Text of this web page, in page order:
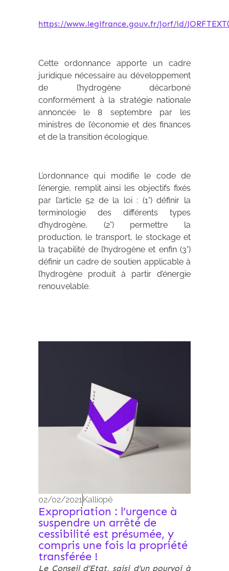
https://www.legifrance.gouv.fr/jorf/id/
Cette ordonnance apporte un cadre
juridique nécessaire au développement
de l’hydrogène décarboné
conformément à la stratégie nationale
annoncée le 8 septembre par les
ministres de l’économie et des finances
et de la transition écologique.
L’ordonnance qui modifie le code de
l’énergie, remplit ainsi les objectifs fixés
par l’article 52 de la loi : (1°) définir la
terminologie des différents types
d’hydrogène, (2°) permettre la
production, le transport, le stockage et
la traçabilité de l’hydrogène et enfin (3°)
définir un cadre de soutien applicable à
l’hydrogène produit à partir d’énergie
renouvelable.
02/02/2021Kalliopé
Expropriation : l’urgence à
suspendre un arrêté de
cessibilité est présumée, y
compris une fois la propriété
transférée !
Le Conseil d’Etat, saisi d’un pourvoi à